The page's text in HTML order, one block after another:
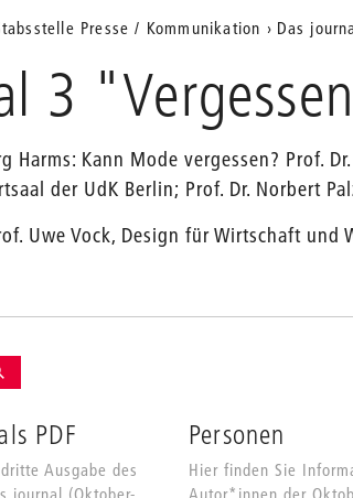
Presse / Kommunikation Das
3
Harms: Kann Mode vergessen? Prof.
der UdK Berlin; Prof. Dr. Norbert
Uwe Vock, Design für Wirtschaft
PDF
Ausgabe des
journal (Oktober-
Personen
Hier finden Sie
Autor*innen der